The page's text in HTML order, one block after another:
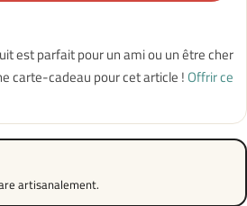
est parfait pour un ami ou un être cher
carte-cadeau pour cet article !Offrir ce
artisanalement.